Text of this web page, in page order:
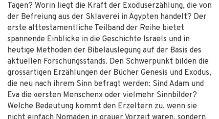
Tagen? Worin liegt die Kraft der Exoduserzählung, die von
der Befreiung aus der Sklaverei in Ägypten handelt? Der
erste alttestamentliche Teilband der Reihe bietet
spannende Einblicke in die Geschichte Israels und in
heutige Methoden der Bibelauslegung auf der Basis des
aktuellen Forschungsstands. Den Schwerpunkt bilden die
grossartigen Erzählungen der Bücher Genesis und Exodus,
die neu nach ihrem Sinn befragt werden: Sind Adam und
Eva die «ersten Menschen» oder vielmehr Sinnbilder?
Welche Bedeutung kommt den Erzeltern zu, wenn sie